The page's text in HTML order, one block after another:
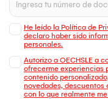
He leído la Política de
declaro haber sido
personales.
Autorizo a OECHSLE a
ofrecerme experiencias
contenido
novedades, descuentos
con lo que realmente